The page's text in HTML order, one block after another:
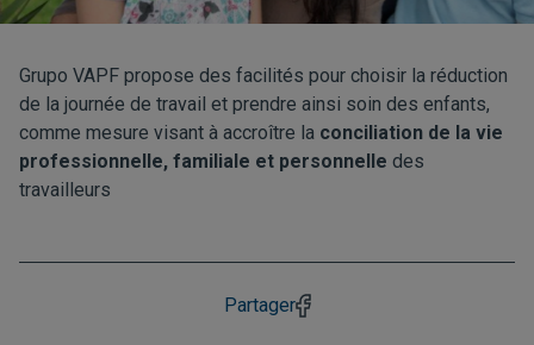
Grupo VAPF propose des facilités pour choisir la réduction
de la journée de travail et prendre ainsi soin des enfants,
comme mesure visant à accroître la conciliation de la vie
professionnelle, familiale et personnelle des
travailleurs
Partager